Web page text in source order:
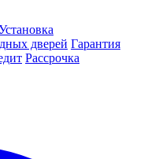
дверей Гарантия
Рассрочка